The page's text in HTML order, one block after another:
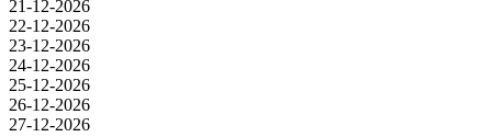
21-12-2026
22-12-2026
23-12-2026
24-12-2026
25-12-2026
26-12-2026
27-12-2026